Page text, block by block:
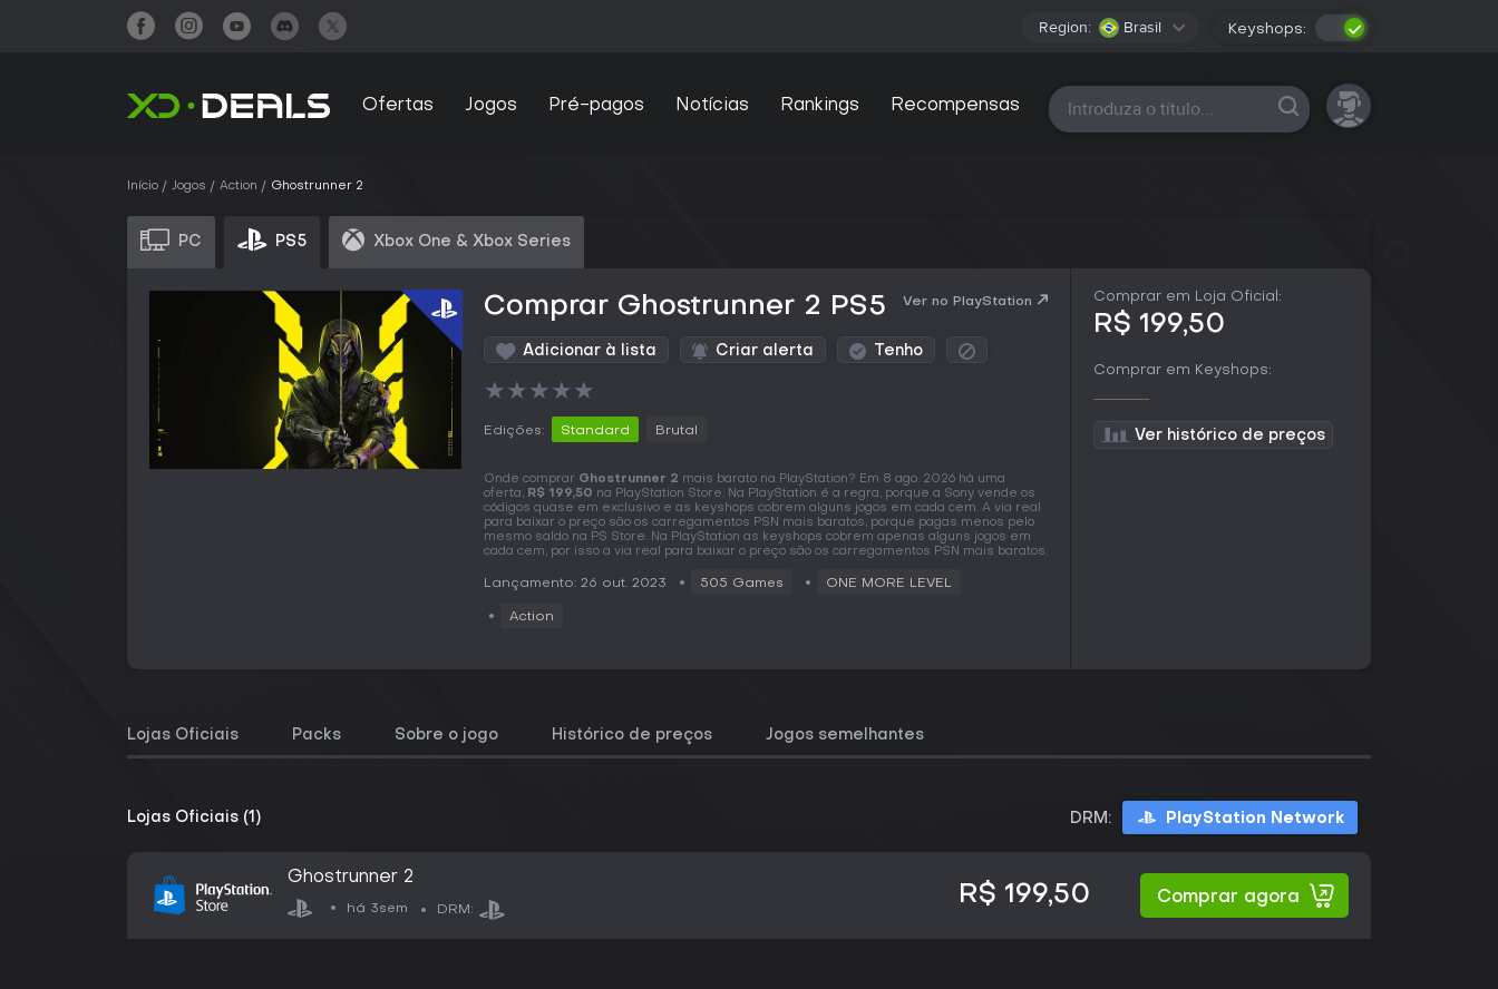
Region: Brasil Keyshops:
Ofertas Jogos Pré-pagos Notícias Rankings Recompensas Todas as plataformas
Início Jogos Action Ghostrunner 2
PC PS5 Xbox One & Xbox Series
Comprar Ghostrunner 2 PS5 Ver no PlayStation
Adicionar à lista Criar alerta Tenho
★★★★★
Edições: Standard Brutal
Onde comprar Ghostrunner 2 mais barato na PlayStation? Em 8 ago. 2026 há uma
oferta, R$ 199,50 na PlayStation Store. Na PlayStation é a regra, porque a Sony vende os
códigos quase em exclusivo e as keyshops cobrem alguns jogos em cada cem. A via real
para baixar o preço são os carregamentos PSN mais baratos, porque pagas menos pelo
mesmo saldo na PS Store. Na PlayStation as keyshops cobrem apenas alguns jogos em
cada cem, por isso a via real para baixar o preço são os carregamentos PSN mais baratos.
Lançamento: 26 out. 2023 505 Games ONE MORE LEVEL
Action
Comprar em Loja Oficial:
R$ 199,50
Comprar em Keyshops:
Ver histórico de preços
Lojas Oficiais Packs Sobre o jogo Histórico de preços Jogos semelhantes
Lojas Oficiais (1) DRM: PlayStation Network
Ghostrunner 2
há 3sem DRM:
R$ 199,50 Comprar agora